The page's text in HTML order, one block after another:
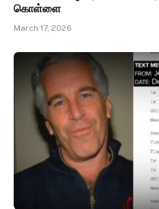
கொள்ளை
March 17, 2026